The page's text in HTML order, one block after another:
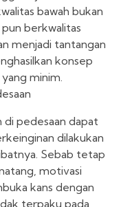
bawah bukan
berkwalitas
menjadi tantangan
konsep
minim.
di pedesaan dapat
dilakukan
Sebab tetap
motivasi
kans dengan
terpaku pada